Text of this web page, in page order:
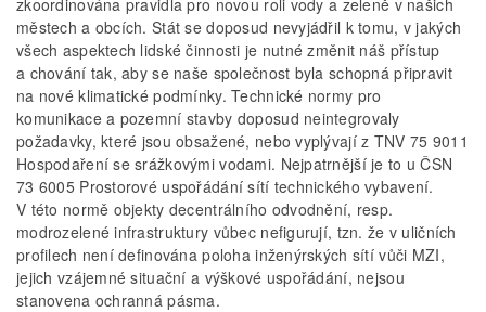
městech a obcích. Stát se doposud nevyjádřil k tomu, v jakých
všech aspektech lidské činnosti je nutné změnit náš přístup
a chování tak, aby se naše společnost byla schopná připravit
na nové klimatické podmínky. Technické normy pro
komunikace a pozemní stavby doposud neintegrovaly
požadavky, které jsou obsažené, nebo vyplývají z TNV 75 9011
Hospodaření se srážkovými vodami. Nejpatrnější je to u ČSN
73 6005 Prostorové uspořádání sítí technického vybavení.
V této normě objekty decentrálního odvodnění, resp.
modrozelené infrastruktury vůbec nefigurují, tzn. že v uličních
profilech není definována poloha inženýrských sítí vůči MZI,
jejich vzájemné situační a výškové uspořádání, nejsou
stanovena ochranná pásma.